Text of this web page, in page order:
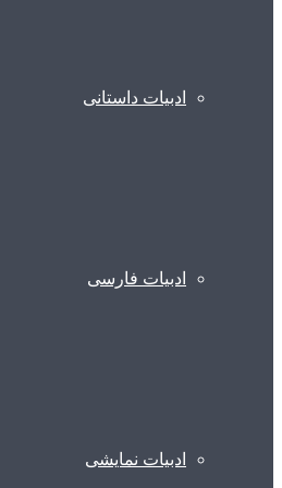
ادبیات داستانی
ادبیات فارسی
ادبیات نمایشی